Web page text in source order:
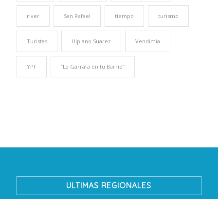
river San Rafael tiempo turismo
Turistas Ulpiano Suarez Vendimia
YPF “La Garrafa en tu Barrio”
ULTIMAS REGIONALES